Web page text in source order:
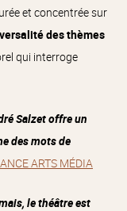
et concentrée sur
des thèmes
qui interroge
Salzet offre un
des mots de
ARTS MÉDIA
le théâtre est